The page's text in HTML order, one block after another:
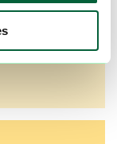
und